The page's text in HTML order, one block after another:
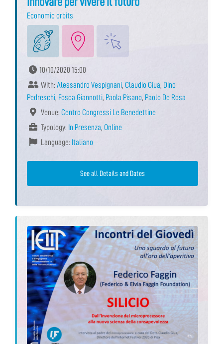
Economic orbits
10/10/2020 15:00
With: Alessandro Vespignani, Claudio Giua, Dino
Pedreschi, Fosca Giannotti, Paola Pisano, Paolo De Rosa
Venue: Centro Congressi Le Benedettine
Typology: In Presenza, Online
Language: Italiano
See all Details and Dates